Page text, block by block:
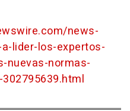
news-
lider-los-expertos-
nuevas-normas-